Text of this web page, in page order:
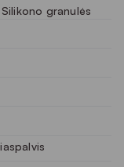
Silikono granulės